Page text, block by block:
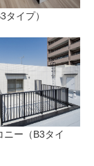
タイプ）
ニー（B3タイ